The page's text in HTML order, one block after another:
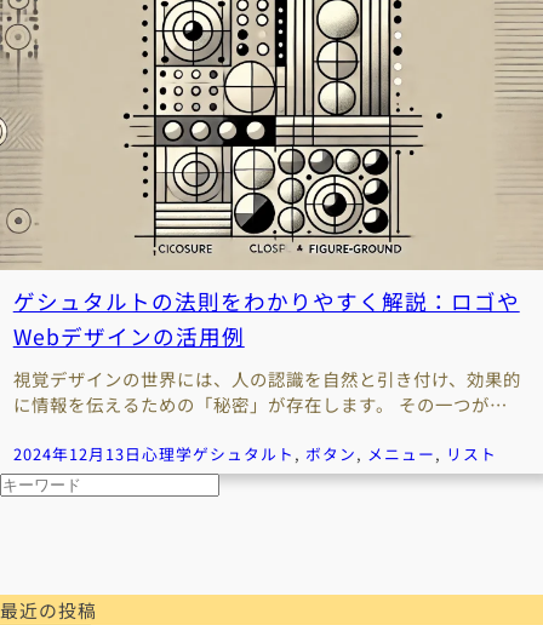
ゲシュタルトの法則をわかりやすく解説：ロゴや
Webデザインの活用例
視覚デザインの世界には、人の認識を自然と引き付け、効果的
に情報を伝えるための「秘密」が存在します。 その一つが…
2024年12月13日心理学ゲシュタルト , ボタン, メニュー, リスト
検
最近の投稿